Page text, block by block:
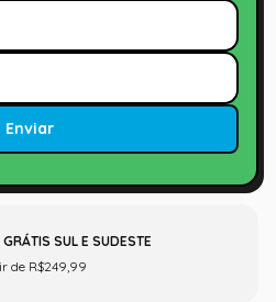
Enviar
GRÁTIS SUL E SUDESTE
de R$249,99